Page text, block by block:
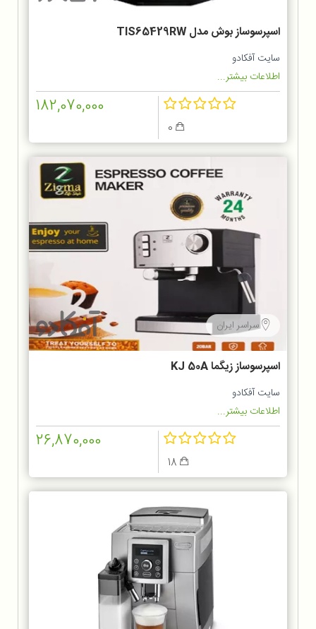
اسپرسوساز بوش مدل TIS65429RW
سایت آفکادو
اطلاعات بیشتر...
182,070,000
سراسر ایران
اسپرسوساز زیگما KJ 50A
سایت آفکادو
اطلاعات بیشتر...
26,870,000